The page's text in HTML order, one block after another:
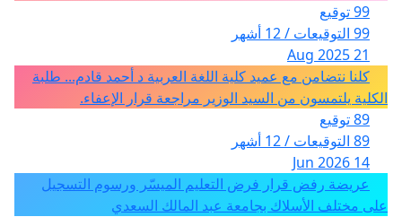
99 توقيع
99 التوقيعات / 12 أشهر
21 Aug 2025
كلنا نتضامن مع عميد كلية اللغة العربية د أحمد قادم... طلبة
الكلية يلتمسون من السيد الوزير مراجعة قرار الإعفاء.
89 توقيع
89 التوقيعات / 12 أشهر
14 Jun 2026
عريضة رفض قرار فرض التعليم الميسّر ورسوم التسجيل
على مختلف الأسلاك بجامعة عبد المالك السعدي